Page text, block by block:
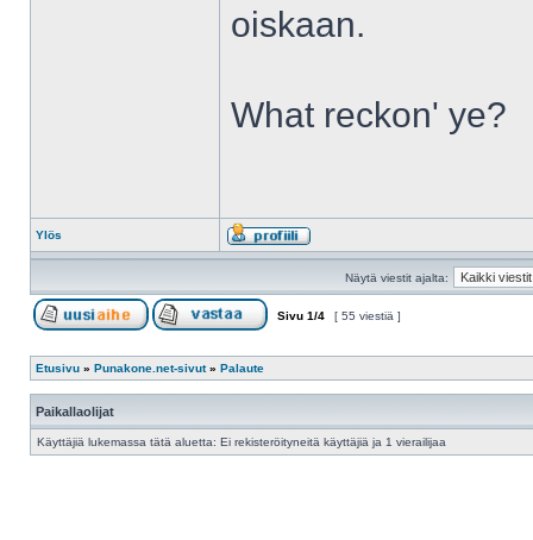
oiskaan.
What reckon' ye?
Ylös
Näytä viestit ajalta:
Sivu 1/4 [ 55 viestiä ]
Etusivu » Punakone.net-sivut» Palaute
Paikallaolijat
Käyttäjiä lukemassa tätä aluetta: Ei rekisteröityneitä käyttäjiä ja 1 vierailijaa